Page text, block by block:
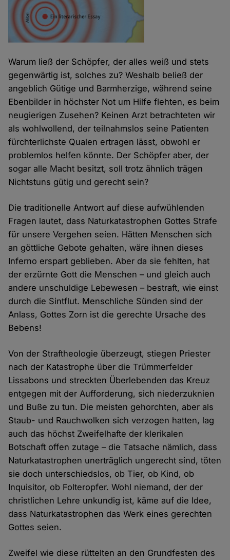
Warum ließ der Schöpfer, der alles weiß und stets
gegenwärtig ist, solches zu? Weshalb beließ der
angeblich Gütige und Barmherzige, während seine
Ebenbilder in höchster Not um Hilfe flehten, es beim
neugierigen Zusehen? Keinen Arzt betrachteten wir
als wohlwollend, der teilnahmslos seine Patienten
fürchterlichste Qualen ertragen lässt, obwohl er
problemlos helfen könnte. Der Schöpfer aber, der
sogar alle Macht besitzt, soll trotz ähnlich trägen
Nichtstuns gütig und gerecht sein?
Die traditionelle Antwort auf diese aufwühlenden
Fragen lautet, dass Naturkatastrophen Gottes Strafe
für unsere Vergehen seien. Hätten Menschen sich
an göttliche Gebote gehalten, wäre ihnen dieses
Inferno erspart geblieben. Aber da sie fehlten, hat
der erzürnte Gott die Menschen – und gleich auch
andere unschuldige Lebewesen – bestraft, wie einst
durch die Sintflut. Menschliche Sünden sind der
Anlass, Gottes Zorn ist die gerechte Ursache des
Bebens!
Von der Straftheologie überzeugt, stiegen Priester
nach der Katastrophe über die Trümmerfelder
Lissabons und streckten Überlebenden das Kreuz
entgegen mit der Aufforderung, sich niederzuknien
und Buße zu tun. Die meisten gehorchten, aber als
Staub- und Rauchwolken sich verzogen hatten, lag
auch das höchst Zweifelhafte der klerikalen
Botschaft offen zutage – die Tatsache nämlich, dass
Naturkatastrophen unerträglich ungerecht sind, töten
sie doch unterschiedslos, ob Tier, ob Kind, ob
Inquisitor, ob Folteropfer. Wohl niemand, der der
christlichen Lehre unkundig ist, käme auf die Idee,
dass Naturkatastrophen das Werk eines gerechten
Gottes seien.
Zweifel wie diese rüttelten an den Grundfesten des